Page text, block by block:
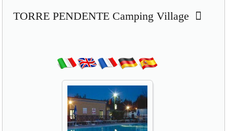
TORRE PENDENTE Camping Village